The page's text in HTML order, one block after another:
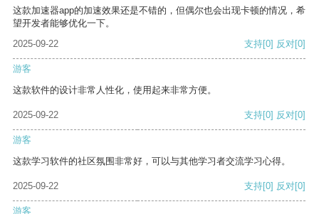
这款加速器app的加速效果还是不错的，但偶尔也会出现卡顿的情况，希
望开发者能够优化一下。
2025-09-22
支持[0] 反对[0]
游客
这款软件的设计非常人性化，使用起来非常方便。
2025-09-22 支持[0] 反对[0]
游客
这款学习软件的社区氛围非常好，可以与其他学习者交流学习心得。
2025-09-22 支持[0] 反对[0]
游客